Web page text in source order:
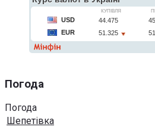
Погода
Погода
Шепетівка